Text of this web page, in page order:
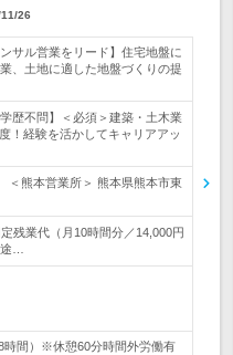
26
サル営業をリード】住宅地盤に
、土地に適した地盤づくりの提
歴不問】＜必須＞建築・土木業
！経験を活かしてキャリアアッ
＜熊本営業所＞ 熊本県熊本市東
残業代（月10時間分／14,000円
…
時間）※休憩60分時間外労働有